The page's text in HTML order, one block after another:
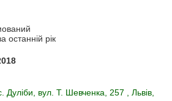
останній рік
Дуліби, вул. Т. Шевченка, 257 , Львів,